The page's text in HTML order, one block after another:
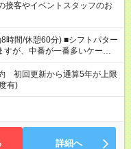
接客やイベントスタッフのお
分) ■シフトパター
が、中番が一番多いケースで
番：10：00～19：00 ・遅
初回更新から通算5年が上限
有)
詳細へ